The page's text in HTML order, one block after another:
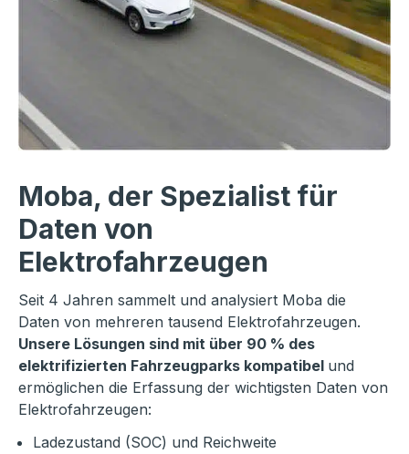
Moba, der Spezialist für
Daten von
Elektrofahrzeugen
Seit 4 Jahren sammelt und analysiert Moba die
Daten von mehreren tausend Elektrofahrzeugen.
Unsere Lösungen sind mit über 90 % des
elektrifizierten Fahrzeugparks kompatibel und
ermöglichen die Erfassung der wichtigsten Daten von
Elektrofahrzeugen:
Ladezustand (SOC) und Reichweite